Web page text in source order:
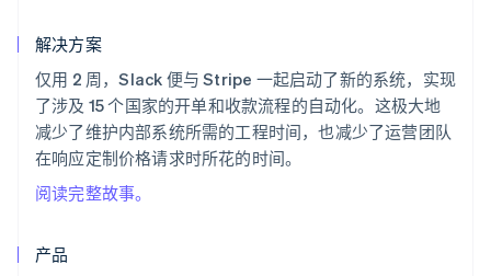
解决方案
仅用 2 周，Slack 便与 Stripe 一起启动了新的系统，实现
了涉及 15 个国家的开单和收款流程的自动化。这极大地
减少了维护内部系统所需的工程时间，也减少了运营团队
在响应定制价格请求时所花的时间。
阅读完整故事。
产品